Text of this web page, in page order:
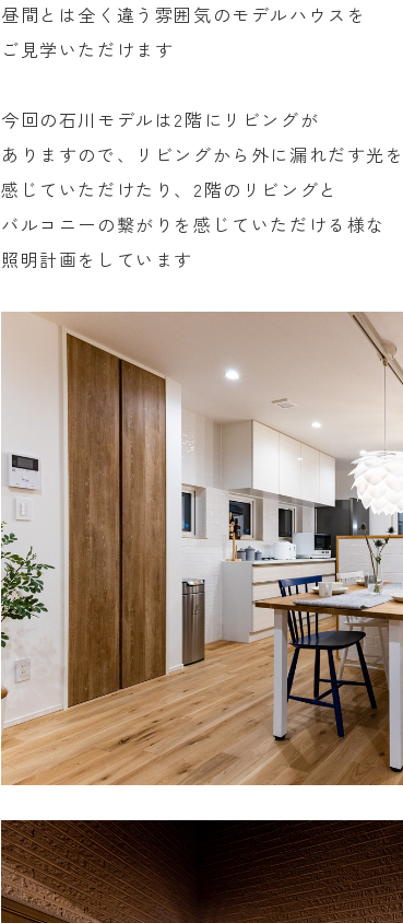
昼間とは全く違う雰囲気のモデルハウスを
ご見学いただけます
今回の石川モデルは2階にリビングが
ありますので、リビングから外に漏れだす光を
感じていただけたり、2階のリビングと
バルコニーの繋がりを感じていただける様な
照明計画をしています